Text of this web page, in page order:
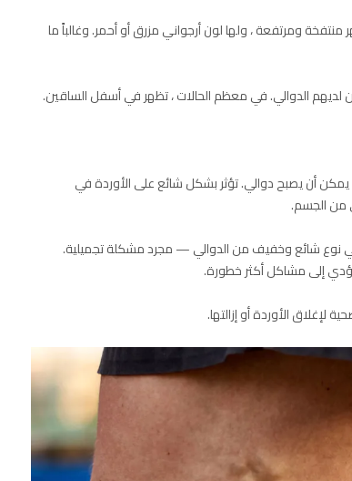
ومرتفعة ، ولها لون أرجواني مزرق أو أحمر. وغالباً ما
أن يصبح دوالي. تؤثر بشكل شائع على الأوردة في
من الجسم.
نوع شائع وخفيف من الدوالي — مجرد مشكلة تجميلية.
إلى مشاكل أكثر خطورة.
لإغلاق الأوردة أو إزالتها.